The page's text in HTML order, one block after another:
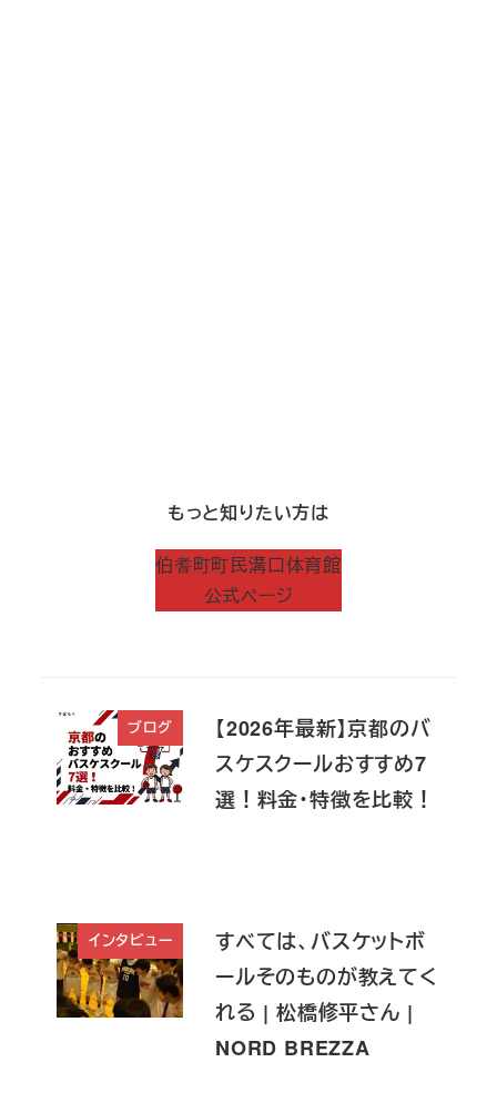
もっと知りたい方は
伯耆町町民溝口体育館
公式ページ
ブログ
【2026年最新】京都のバ
スケスクールおすすめ7
選！料金・特徴を比較！
インタビュー
すべては、バスケットボ
ールそのものが教えてく
れる | 松橋修平さん |
NORD BREZZA